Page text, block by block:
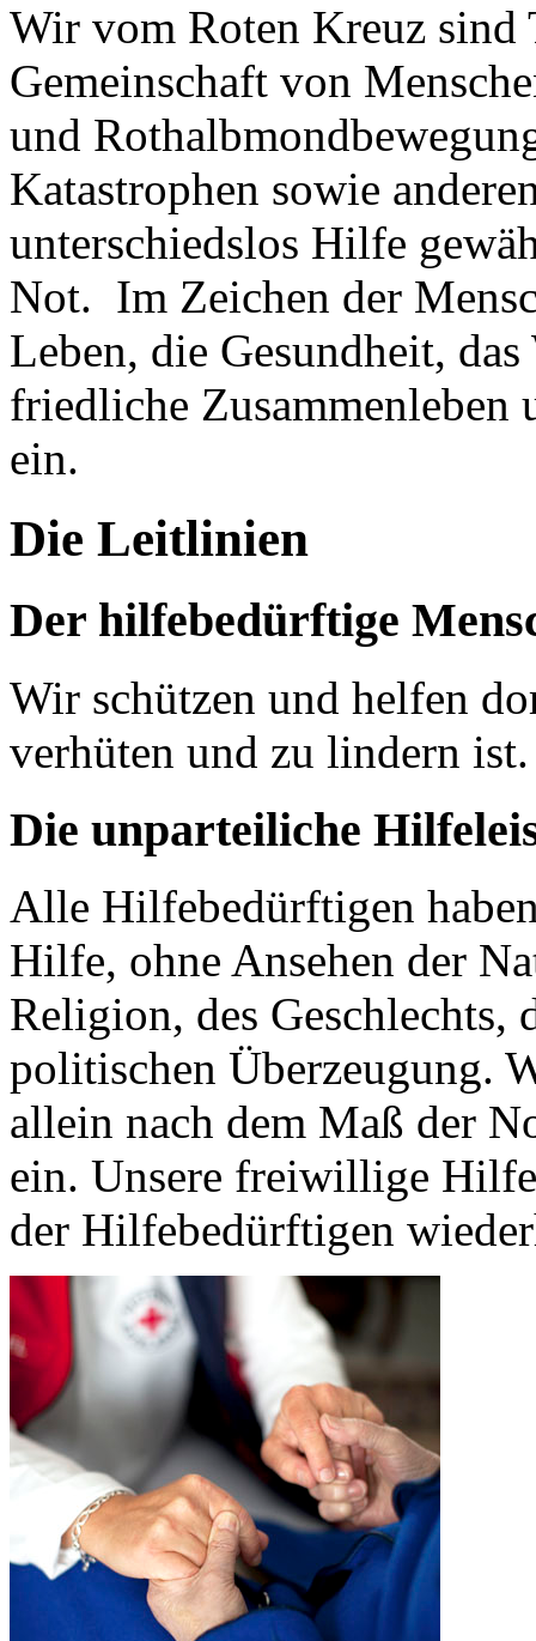
Wir vom Roten Kreuz sind
Gemeinschaft von
und
Katastrophen sowie
unterschiedslos Hilfe
Not. Im Zeichen der
Leben, die Gesundheit,
friedliche Zusammenleben
ein.
Die Leitlinien
Der hilfebedürftige
Wir schützen und helfen
verhüten und zu lindern ist.
Die unparteiliche
Alle Hilfebedürftigen
Hilfe, ohne Ansehen der
Religion, des Geschlechts,
politischen Überzeugung.
allein nach dem Maß der
ein. Unsere freiwillige
der Hilfebedürftigen